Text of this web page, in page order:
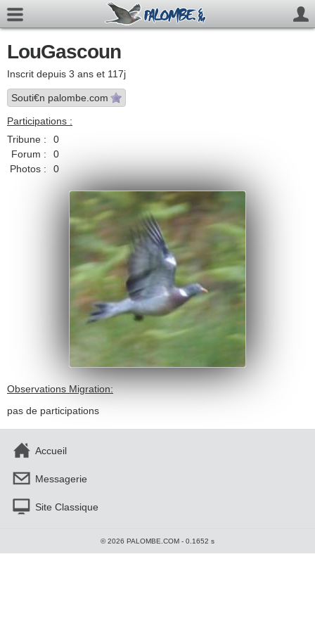
LouGascoun
Inscrit depuis 3 ans et 117j
Souti€n palombe.com
Participations :
Tribune :
0
Forum :
0
Photos :
0
Observations Migration:
pas de participations
Accueil
Messagerie
Site Classique
© 2026 PALOMBE.COM - 0.1652 s